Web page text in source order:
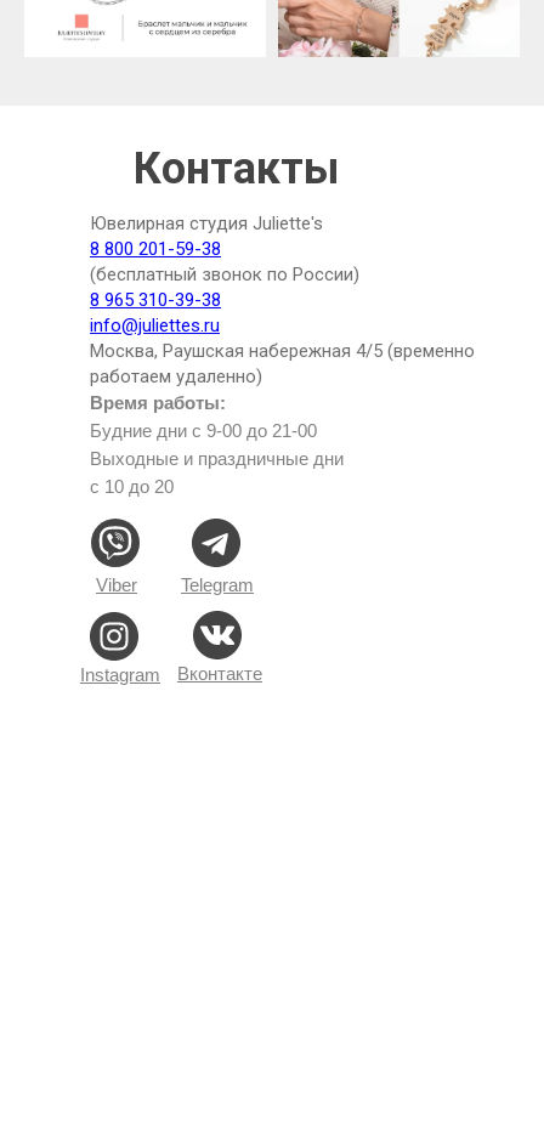
Время работы:
Будние дни с 9-00 до 21-00
Выходные и праздничные дни
с 10 до 20
Telegram
Viber
Instagram
Ювелирная студия Juliette's
8 800 201-59-38
(бесплатный звонок по России)
8 965 310-39-38
info@juliettes.ru
Москва, Раушская набережная 4/5 (временно
работаем удаленно)
Контакты
Вконтакте